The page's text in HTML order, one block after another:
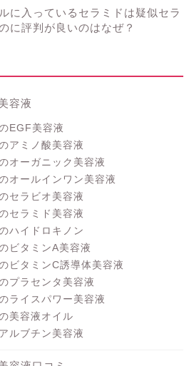
に入っているセラミドは疑似セラ
に評判が良いのはなぜ？
容液
EGF美容液
アミノ酸美容液
オーガニック美容液
オールインワン美容液
セラビオ美容液
セラミド美容液
ハイドロキノン
ビタミンA美容液
ビタミンC誘導体美容液
プラセンタ美容液
ライスパワー美容液
美容液オイル
ルブチン美容液